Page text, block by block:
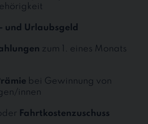
und Urlaubsgeld
zum 1. eines Monats
bei Gewinnung von
innen
Fahrtkostenzuschuss